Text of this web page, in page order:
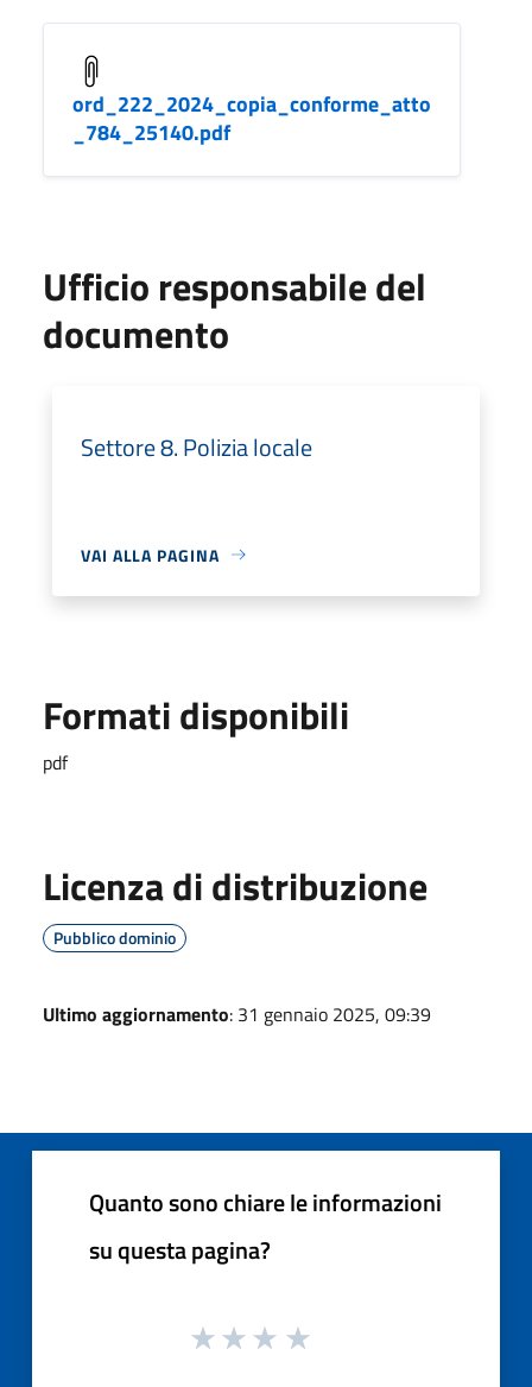
ord_222_2024_copia_conforme_atto
_784_25140.pdf
Ufficio responsabile del
documento
Settore 8. Polizia locale
VAI ALLA PAGINA
Formati disponibili
pdf
Licenza di distribuzione
Pubblico dominio
Ultimo aggiornamento: 31 gennaio 2025, 09:39
Quanto sono chiare le informazioni
su questa pagina?